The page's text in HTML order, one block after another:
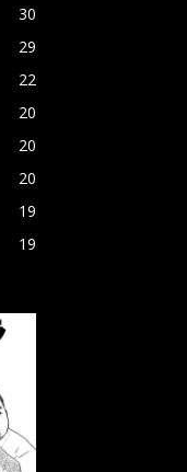
30
29
22
20
20
20
19
19